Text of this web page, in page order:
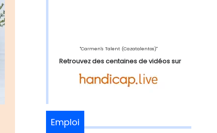
"Carmen's Talent (Cazatalentos)"
Retrouvez des centaines de vidéos sur
Emploi